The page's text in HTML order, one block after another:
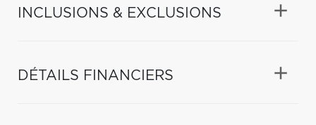
INCLUSIONS & EXCLUSIONS
DÉTAILS FINANCIERS